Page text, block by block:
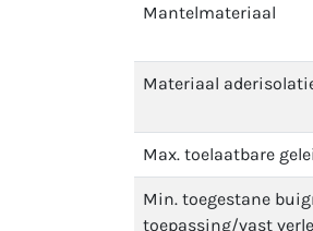
Mantelmateriaal
Materiaal
Max. toelaatbare
Min. toegestane
toepassing/vast